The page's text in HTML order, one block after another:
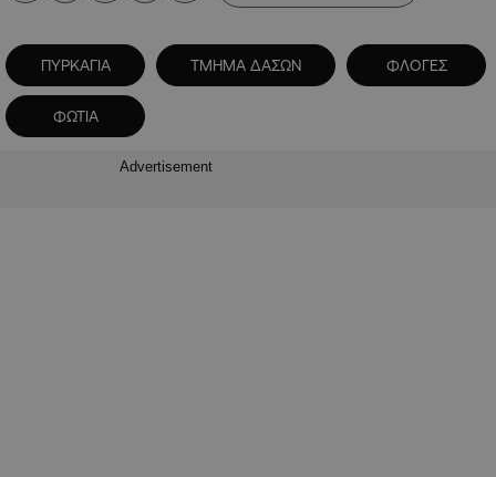
ΠΥΡΚΑΓΙΑ ΤΜΗΜΑ ΔΑΣΩΝ ΦΛΟΓΕΣ
ΦΩΤΙΑ
Advertisement